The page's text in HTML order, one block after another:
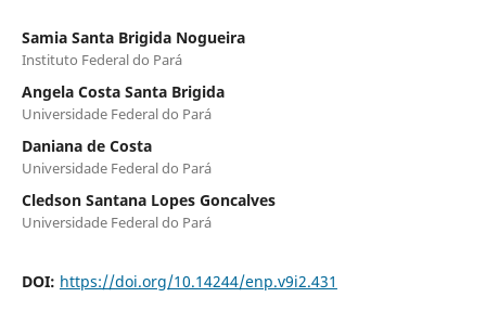
Samia Santa Brigida Nogueira
Instituto Federal do Pará
Angela Costa Santa Brigida
Universidade Federal do Pará
Daniana de Costa
Universidade Federal do Pará
Cledson Santana Lopes Goncalves
Universidade Federal do Pará
DOI: https://doi.org/10.14244/enp.v9i2.431